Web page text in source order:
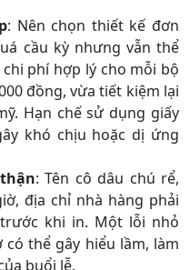
: Nên chọn thiết kế đơn
cầu kỳ nhưng vẫn thể
phí hợp lý cho mỗi bộ
đồng, vừa tiết kiệm lại
Hạn chế sử dụng giấy
khó chịu hoặc dị ứng
: Tên cô dâu chú rể,
địa chỉ nhà hàng phải
khi in. Một lỗi nhỏ
thể gây hiểu lầm, làm
buổi lễ.